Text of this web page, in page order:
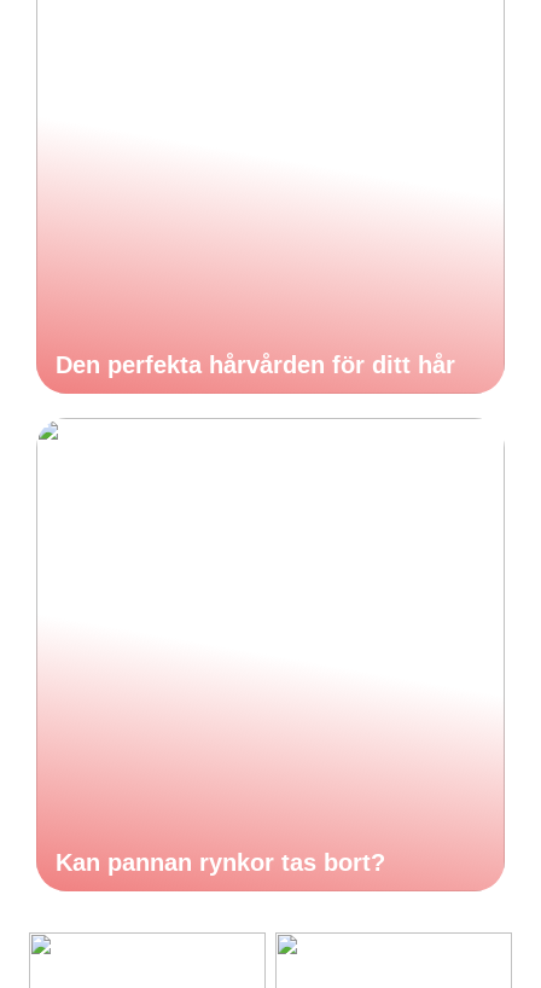
Den perfekta hårvården för ditt hår
Kan pannan rynkor tas bort?